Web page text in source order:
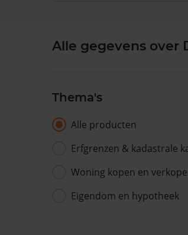
Alle gegevens over
Thema's
Alle producten
Erfgrenzen & kadastrale
Woning kopen en
Eigendom en hypotheek